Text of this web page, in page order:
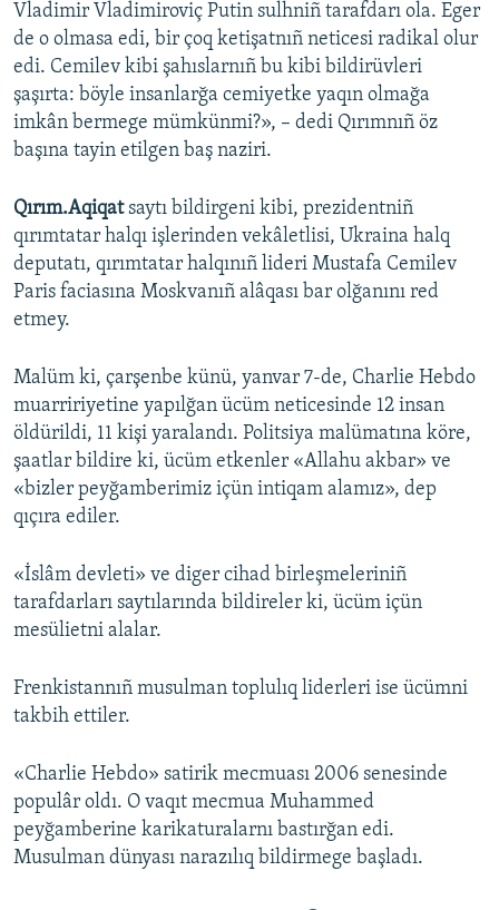
Vladimir Vladimiroviç Putin sulhniñ tarafdarı ola. Eger
de o olmasa edi, bir çoq ketişatnıñ neticesi radikal olur
edi. Cemilev kibi şahıslarnıñ bu kibi bildirüvleri
şaşırta: böyle insanlarğa cemiyetke yaqın olmağa
imkân bermege mümkünmi?», – dedi Qırımnıñ öz
başına tayin etilgen baş naziri.
Qırım.Aqiqatsaytı bildirgeni kibi, prezidentniñ
qırımtatar halqı işlerinden vekâletlisi, Ukraina halq
deputatı, qırımtatar halqınıñ lideri Mustafa Cemilev
Paris faciasına Moskvanıñ alâqası bar olğanını red
etmey.
Malüm ki, çarşenbe künü, yanvar 7-de, Charlie Hebdo
muarririyetine yapılğan ücüm neticesinde 12 insan
öldürildi, 11 kişi yaralandı. Politsiya malümatına köre,
şaatlar bildire ki, ücüm etkenler «Allahu akbar» ve
«bizler peyğamberimiz içün intiqam alamız», dep
qıçıra ediler.
«İslâm devleti» ve diger cihad birleşmeleriniñ
tarafdarları saytılarında bildireler ki, ücüm içün
mesülietni alalar.
Frenkistannıñ musulman toplulıq liderleri ise ücümni
takbih ettiler.
«Charlie Hebdo» satirik mecmuası 2006 senesinde
populâr oldı. O vaqıt mecmua Muhammed
peyğamberine karikaturalarnı bastırğan edi.
Musulman dünyası narazılıq bildirmege başladı.